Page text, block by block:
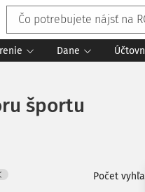
Dane
športu
Počet